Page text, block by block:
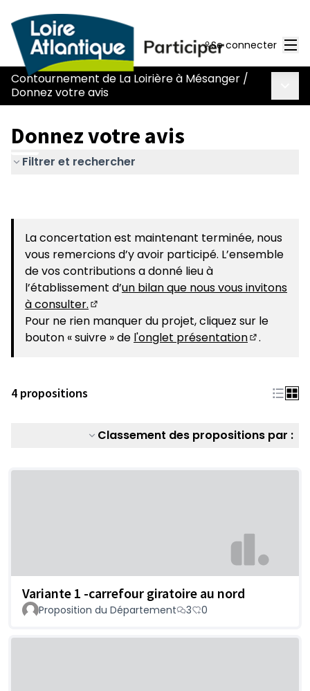
Se connecter
Contournement de La Loirière à Mésanger /
Donnez votre avis
Donnez votre avis
Filtrer et rechercher
La concertation est maintenant terminée, nous
vous remercions d’y avoir participé. L’ensemble
de vos contributions a donné lieu à
l’établissement d’un bilan que nous vous invitons
à consulter.
(S'ouvre dans un nouvel onglet)
Pour ne rien manquer du projet, cliquez sur le
bouton « suivre » de l'onglet présentation .
4 propositions
Classement des propositions par :
Variante 1 -carrefour giratoire au nord
Proposition du Département 3 0